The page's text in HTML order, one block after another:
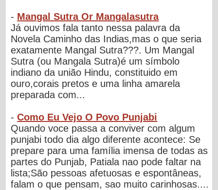
- Mangal Sutra Or Mangalasutra
Já ouvimos fala tanto nessa palavra da
Novela Caminho das Indias,mas o que seria
exatamente Mangal Sutra???. Um Mangal
Sutra (ou Mangala Sutra)é um símbolo
indiano da união Hindu, constituido em
ouro,corais pretos e uma linha amarela
preparada com...
-Como Eu Vejo O Povo Punjabi
Quando voce passa a conviver com algum
punjabi todo dia algo diferente acontece: Se
prepare para uma família imensa de todas as
partes do Punjab, Patiala nao pode faltar na
lista;São pessoas afetuosas e espontâneas,
falam o que pensam, sao muito carinhosas....